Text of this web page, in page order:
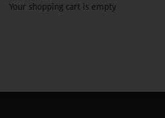
Your shopping cart is empty